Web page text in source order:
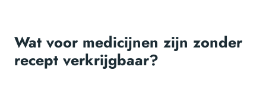
Wat voor medicijnen zijn zonder
recept verkrijgbaar?